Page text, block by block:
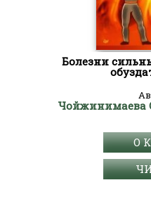
Болезни
О